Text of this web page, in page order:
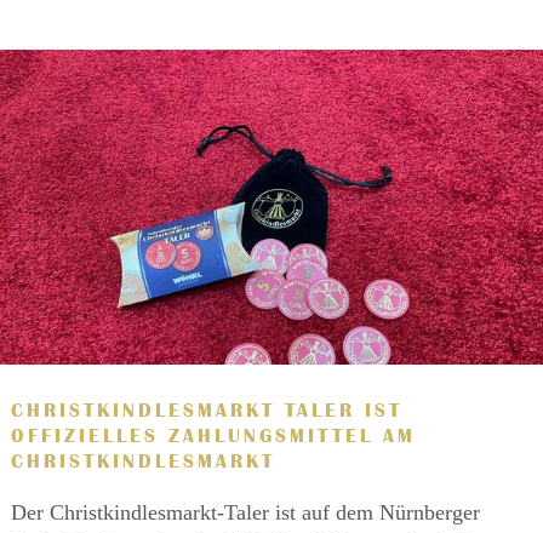
CHRISTKINDLESMARKT TALER IST
OFFIZIELLES ZAHLUNGSMITTEL AM
CHRISTKINDLESMARKT
Der Christkindlesmarkt-Taler ist auf dem Nürnberger